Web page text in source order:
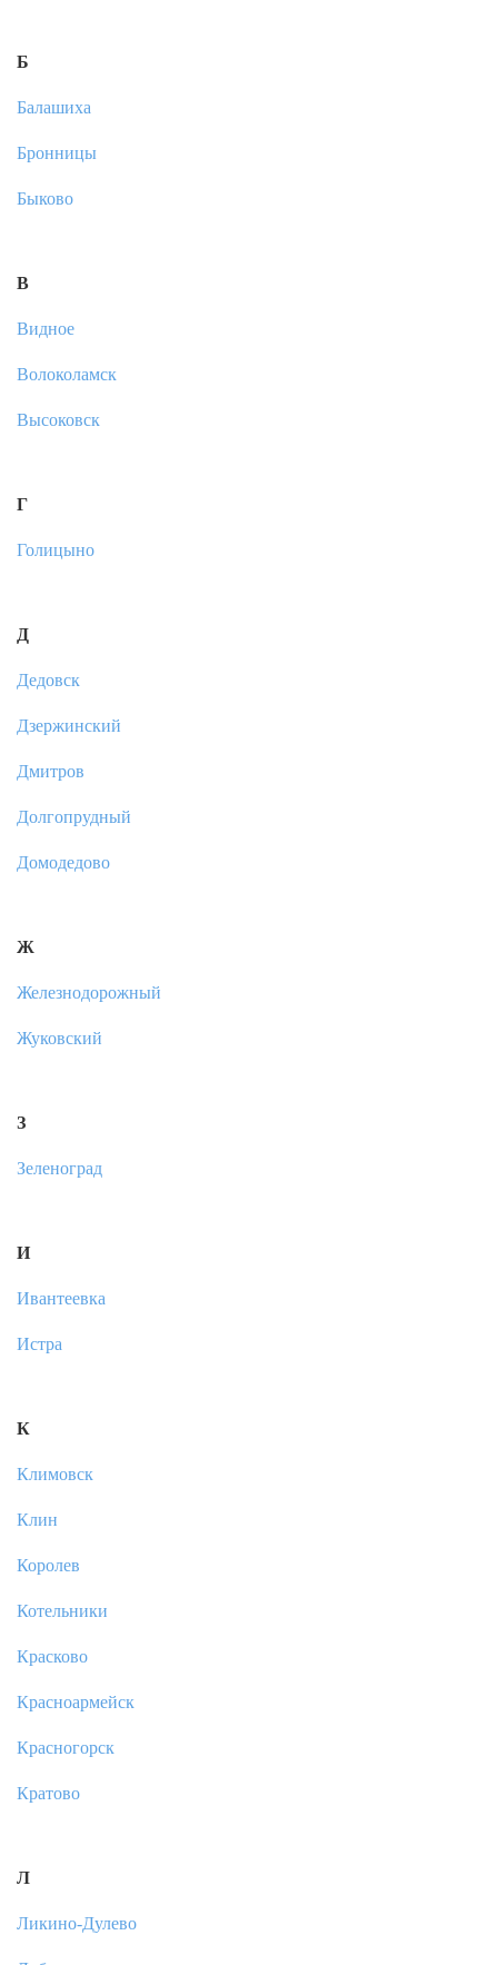
Б
Балашиха
Бронницы
Быково
В
Видное
Волоколамск
Высоковск
Г
Голицыно
Д
Дедовск
Дзержинский
Дмитров
Долгопрудный
Домодедово
Ж
Железнодорожный
Жуковский
З
Зеленоград
И
Ивантеевка
Истра
К
Климовск
Клин
Королев
Котельники
Красково
Красноармейск
Красногорск
Кратово
Л
Ликино-Дулево